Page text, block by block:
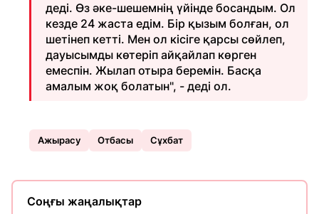
деді. Өз әке-шешемнің үйінде босандым. Ол
кезде 24 жаста едім. Бір қызым болған, ол
шетінеп кетті. Мен ол кісіге қарсы сөйлеп,
дауысымды көтеріп айқайлап көрген
емеспін. Жылап отыра беремін. Басқа
амалым жоқ болатын", - деді ол.
Ажырасу Отбасы Сұхбат
Соңғы жаңалықтар